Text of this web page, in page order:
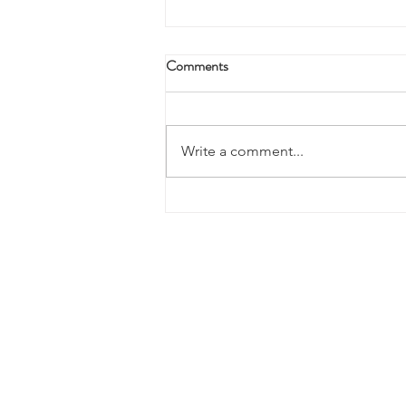
Comments
Write a comment...